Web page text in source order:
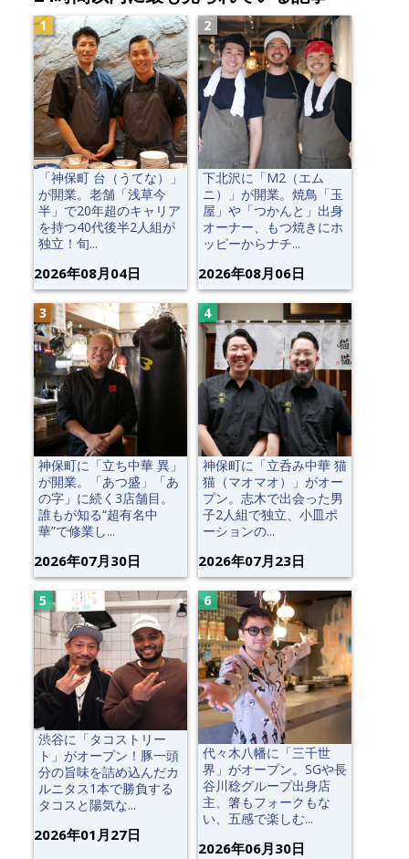
「神保町 台（うてな）」
が開業。老舗「浅草今
半」で20年超のキャリア
を持つ40代後半2人組が
独立！旬...
2026年08月04日
下北沢に「M2（エム
ニ）」が開業。焼鳥「玉
屋」や「つかんと」出身
オーナー、もつ焼きにホ
ッピーからナチ...
2026年08月06日
神保町に「立ち中華 異」
が開業。「あつ盛」「あ
の字」に続く3店舗目。
誰もが知る“超有名中
華”で修業し...
2026年07月30日
神保町に「立呑み中華 猫
猫（マオマオ）」がオー
プン。志木で出会った男
子2人組で独立、小皿ポ
ーションの...
2026年07月23日
渋谷に「タコストリー
ト」がオープン！豚一頭
分の旨味を詰め込んだカ
ルニタス1本で勝負する
タコスと陽気な...
2026年01月27日
代々木八幡に「三千世
界」がオープン。SGや長
谷川稔グループ出身店
主、箸もフォークもな
い、五感で楽しむ...
2026年06月30日